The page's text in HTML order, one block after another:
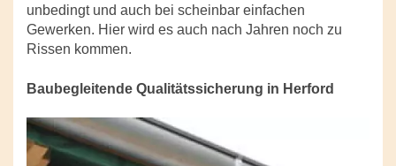
unbedingt und auch bei scheinbar einfachen
Gewerken. Hier wird es auch nach Jahren noch zu
Rissen kommen.
Baubegleitende Qualitätssicherung in Herford